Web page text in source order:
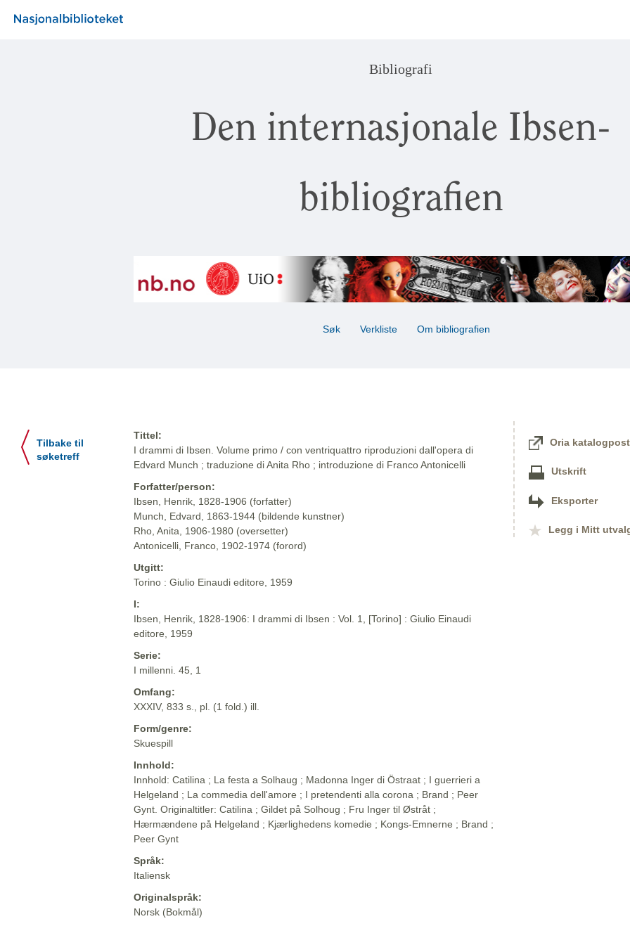
Bibliografi
Den internasjonale Ibsen-
bibliografien
Søk Verkliste Om bibliografien
Tilbake til
søketreff
Tittel:
I drammi di Ibsen. Volume primo / con ventriquattro riproduzioni dall'opera di
Edvard Munch ; traduzione di Anita Rho ; introduzione di Franco Antonicelli
Forfatter/person:
Ibsen, Henrik, 1828-1906 (forfatter)
Munch, Edvard, 1863-1944 (bildende kunstner)
Rho, Anita, 1906-1980 (oversetter)
Antonicelli, Franco, 1902-1974 (forord)
Utgitt:
Torino : Giulio Einaudi editore, 1959
I:
Ibsen, Henrik, 1828-1906: I drammi di Ibsen : Vol. 1, [Torino] : Giulio Einaudi
editore, 1959
Serie:
I millenni. 45, 1
Omfang:
XXXIV, 833 s., pl. (1 fold.) ill.
Form/genre:
Skuespill
Innhold:
Innhold: Catilina ; La festa a Solhaug ; Madonna Inger di Östraat ; I guerrieri a
Helgeland ; La commedia dell'amore ; I pretendenti alla corona ; Brand ; Peer
Gynt. Originaltitler: Catilina ; Gildet på Solhoug ; Fru Inger til Østråt ;
Hærmændene på Helgeland ; Kjærlighedens komedie ; Kongs-Emnerne ; Brand ;
Peer Gynt
Språk:
Italiensk
Originalspråk:
Norsk (Bokmål)
Oria katalogpost
Utskrift
Eksporter
Legg i Mitt